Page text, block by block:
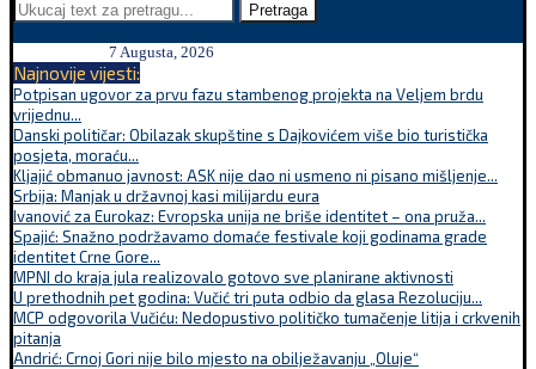
Pretraga
7 Augusta, 2026
Najnovije vijesti:
Potpisan ugovor za prvu fazu stambenog projekta na Veljem brdu
vrijednu...
Danski političar: Obilazak skupštine s Dajkovićem više bio turistička
posjeta, moraću...
Kljajić obmanuo javnost: ASK nije dao ni usmeno ni pisano mišljenje...
Srbija: Manjak u državnoj kasi milijardu eura
Ivanović za Eurokaz: Evropska unija ne briše identitet – ona pruža...
Spajić: Snažno podržavamo domaće festivale koji godinama grade
identitet Crne Gore...
MPNI do kraja jula realizovalo gotovo sve planirane aktivnosti
U prethodnih pet godina: Vučić tri puta odbio da glasa Rezoluciju...
MCP odgovorila Vučiću: Nedopustivo političko tumačenje litija i crkvenih
pitanja
Andrić: Crnoj Gori nije bilo mjesto na obilježavanju „Oluje“